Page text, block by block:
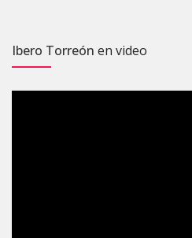
Ibero Torreón en video